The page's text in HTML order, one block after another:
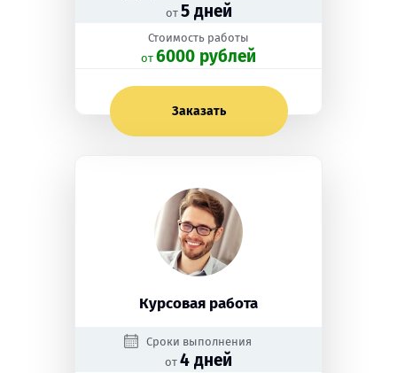
от 5 дней
Стоимость работы
oт 6000 рублей
Заказать
Курсовая работа
Сроки выполнения
от 4 дней